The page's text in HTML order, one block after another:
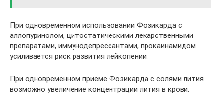
При одновременном использовании Фозикарда с
аллопуринолом, цитостатическими лекарственными
препаратами, иммунодепрессантами, прокаинамидом
усиливается риск развития лейкопении.
При одновременном приеме Фозикарда с солями лития
возможно увеличение концентрации лития в крови.